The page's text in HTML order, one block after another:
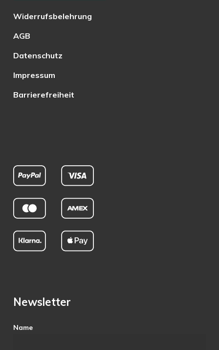
Widerrufsbelehrung
AGB
Datenschutz
Impressum
Barrierefreiheit
Newsletter
Name